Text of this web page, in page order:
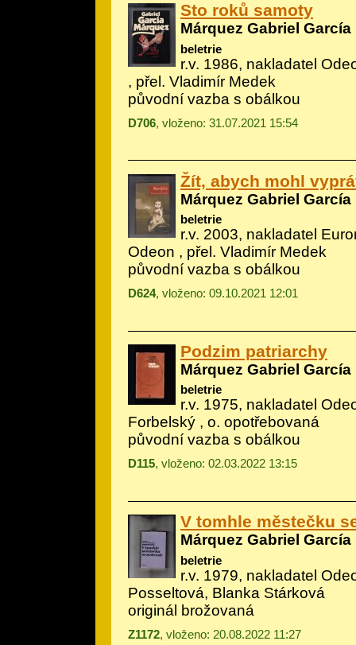
Sto roků samoty
Márquez Gabriel García
beletrie
r.v. 1986, nakladatel
, přel. Vladimír Medek
původní vazba s obálkou
D706, vloženo: 31.07.2021 15:54
Žít, abych mohl
Márquez Gabriel García
beletrie
r.v. 2003, nakladatel
Odeon , přel. Vladimír Medek
původní vazba s obálkou
D624, vloženo: 09.10.2021 12:01
Podzim patriarchy
Márquez Gabriel García
beletrie
r.v. 1975, nakladatel
Forbelský , o. opotřebovaná
původní vazba s obálkou
D115, vloženo: 02.03.2022 13:15
V tomhle městečku
Márquez Gabriel García
beletrie
r.v. 1979, nakladatel
Posseltová, Blanka Stárková
originál brožovaná
Z1172, vloženo: 20.08.2022 11:27